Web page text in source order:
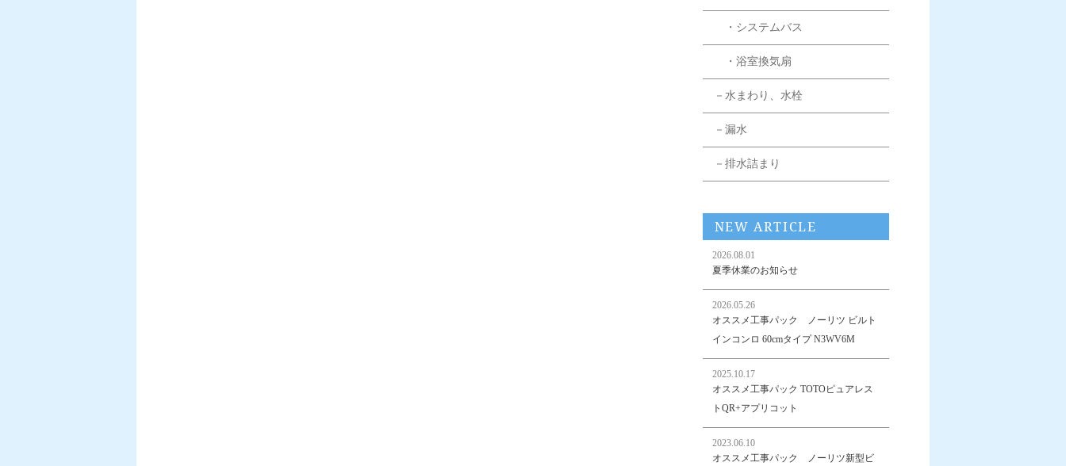
・システムバス
・浴室換気扇
－水まわり、水栓
－漏水
－排水詰まり
NEW ARTICLE
2026.08.01
夏季休業のお知らせ
2026.05.26
オススメ工事パック ノーリツ ビルト
インコンロ 60cmタイプ N3WV6M
2025.10.17
オススメ工事パック TOTOピュアレス
トQR+アプリコット
2023.06.10
オススメ工事パック ノーリツ新型ビ